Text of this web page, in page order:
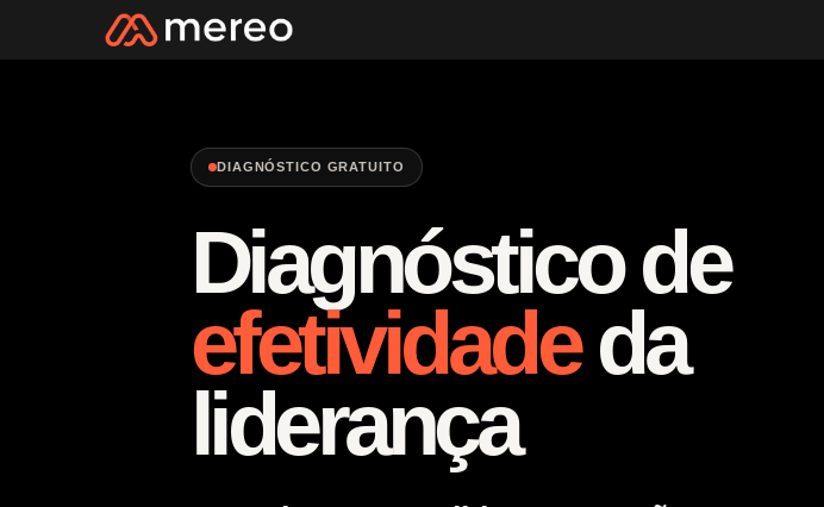
DIAGNÓSTICO GRATUITO
Diagnóstico de
efetividadeda
liderança